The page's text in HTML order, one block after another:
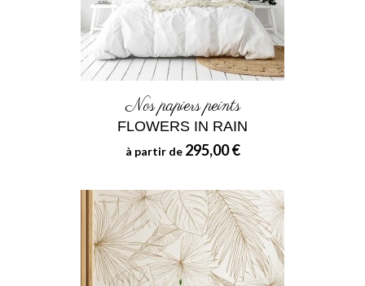
Nos papiers peints
FLOWERS IN RAIN
à partir de 295,00 €